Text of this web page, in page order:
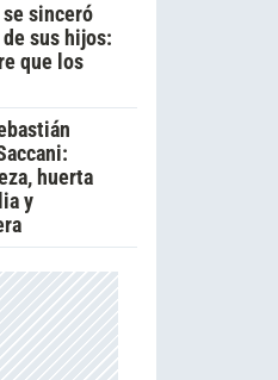
sinceró
sus hijos:
que los
huerta
y